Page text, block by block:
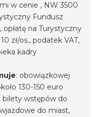
w cenie , NW 3500
Fundusz
opłatę na Turystyczny
zł/os., podatek VAT,
kadry
: obowiązkowej
130-150 euro
bilety wstępów do
do miast,